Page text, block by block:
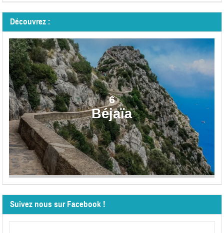
Découvrez :
6
Béjaïa
Suivez nous sur Facebook !